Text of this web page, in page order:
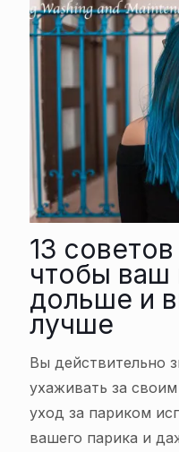
13
чтобы ваш
дольше и
лучше
Вы действительно
ухаживать за
уход за париком
вашего парика и